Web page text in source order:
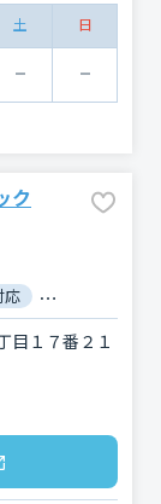
土 日
ク
応 電子マネー対応
目１７番２１